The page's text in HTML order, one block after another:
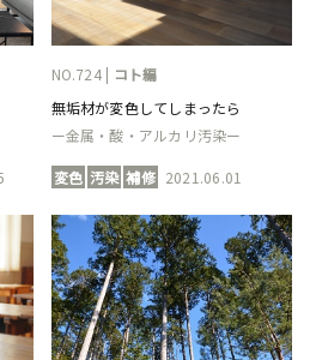
NO.724 | コト編
無垢材が変色してしまったら
ー金属・酸・アルカリ汚染ー
変色 汚染 補修 2021.06.01